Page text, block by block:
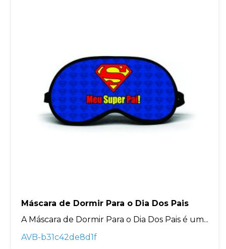
Máscara de Dormir Para o Dia Dos Pais
A Máscara de Dormir Para o Dia Dos Pais é um...
AVB-b31c42de8d1f